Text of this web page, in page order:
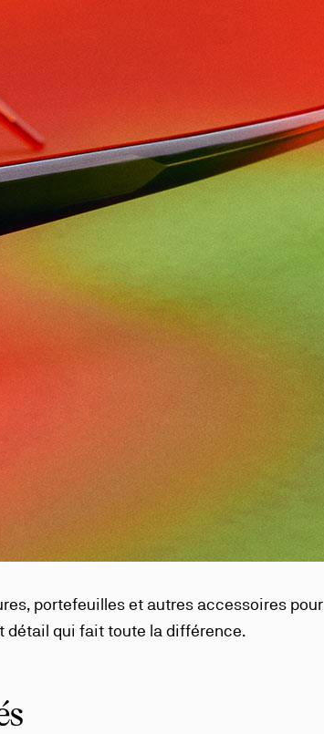
portefeuilles et autres accessoires pour
détail qui fait toute la différence.